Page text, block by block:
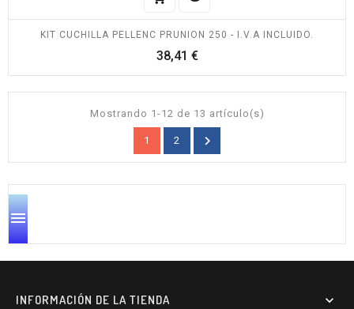
KIT CUCHILLA PELLENC PRUNION 250 - I.V.A INCLUIDO.
38,41 €Precio
Mostrando 1-12 de 13 artículo(s)
1 2 

INFORMACIÓN DE LA TIENDA 